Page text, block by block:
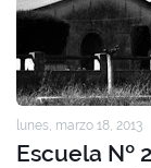
lunes, marzo 18, 2013
Escuela Nº